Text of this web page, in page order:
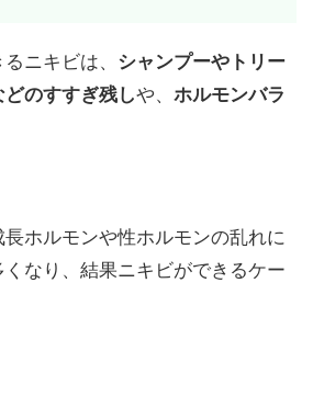
ニキビは、 シャンプーやトリー
どのすすぎ残しや、 ホルモンバラ
ホルモンや性ホルモンの乱れに
なり、結果ニキビができるケー